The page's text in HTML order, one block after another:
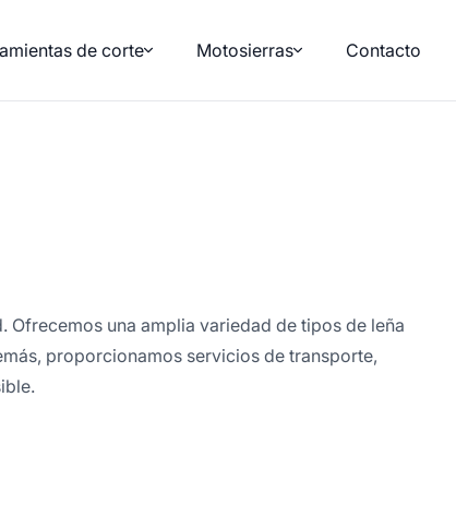
de corte Motosierras Contacto
una amplia variedad de tipos de leña
proporcionamos servicios de transporte,